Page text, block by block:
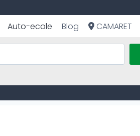
Auto-ecole Blog CAMARET